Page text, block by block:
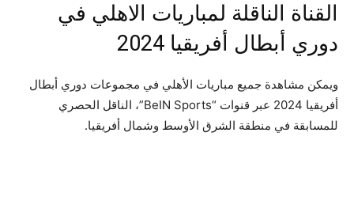
القناة الناقلة لمباريات الاهلي في
دوري أبطال أفريقيا 2024
ويمكن مشاهدة جميع مباريات الأهلي في مجموعات دوري أبطال
أفريقيا 2024 عبر قنوات “BeIN Sports”، الناقل الحصري
للمسابقة في منطقة الشرق الأوسط وشمال أفريقيا.